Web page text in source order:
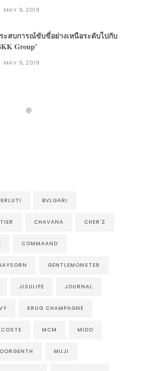
MAY 9, 2019
ะสบการณ์ขับขี่อย่างเหนือระดับไปกับ
Group’
MAY 9, 2019
BVLGARI
CHAVANA CHER'Z
COMMAAND
GENTLEMONSTER
JISULIFE JOURNAL
KRUG CHAMPAGNE
MCM MIDO
MUJI